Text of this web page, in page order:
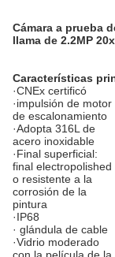
Cámara a prueba
llama de 2.2MP
Características
·CNEx certificó
·impulsión de motor
de escalonamiento
·Adopta 316L de
acero inoxidable
·Final superficial:
final electropolished
o resistente a la
corrosión de la
pintura
·IP68
· glándula de cable
·Vidrio moderado